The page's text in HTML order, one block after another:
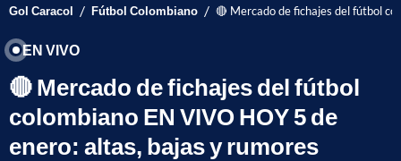
Gol Caracol / Fútbol Colombiano / 🔴 Mercado de fichajes del fútbol
EN VIVO
🔴 Mercado de fichajes del fútbol
colombiano EN VIVO HOY 5 de
enero: altas, bajas y rumores